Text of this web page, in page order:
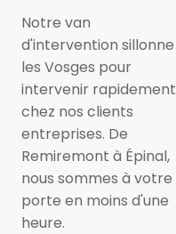
Notre van
d'intervention sillonne
les Vosges pour
intervenir rapidement
chez nos clients
entreprises. De
Remiremont à Épinal,
nous sommes à votre
porte en moins d'une
heure.